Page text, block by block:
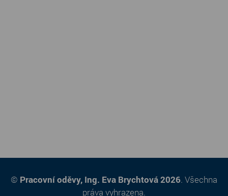
© Pracovní oděvy, Ing. Eva Brychtová 2026. Všechna
práva vyhrazena.